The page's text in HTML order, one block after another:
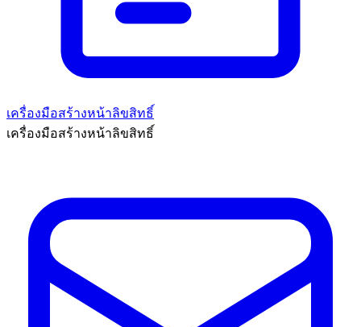
เครื่องมือสร้างหน้าลิขสิทธิ์
เครื่องมือสร้างหน้าลิขสิทธิ์